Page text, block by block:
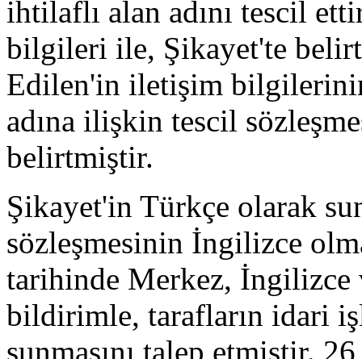
ihtilaflı alan adını tescil
bilgileri ile, Şikayet'te
Edilen'in iletişim
adına ilişkin tescil
belirtmiştir.
Şikayet'in Türkçe olarak
sözleşmesinin İngilizce
tarihinde Merkez, İngilizce
bildirimle, tarafların idari
sunmasını talep etmiştir.